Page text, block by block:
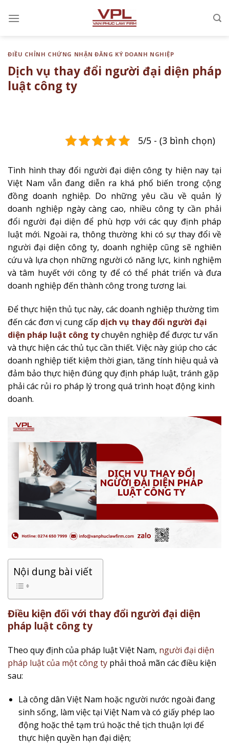
đến
ĐIỀU CHỈNH CHỨNG NHẬN ĐĂNG KÝ DOANH NGHIỆP
Dịch vụ thay đổi người đại diện pháp
luật công ty
5/5 - (3 bình chọn)
Tình hình thay đổi người đại diện công ty hiện nay tại
Việt Nam vẫn đang diễn ra khá phổ biến trong cộng
đồng doanh nghiệp. Do những yêu cầu về quản lý
doanh nghiệp ngày càng cao, nhiều công ty cần phải
đổi người đại diện để phù hợp với các quy định pháp
luật mới. Ngoài ra, thông thường khi có sự thay đổi về
người đại diện công ty, doanh nghiệp cũng sẽ nghiên
cứu và lựa chọn những người có năng lực, kinh nghiệm
và tâm huyết với công ty để có thể phát triển và đưa
doanh nghiệp đến thành công trong tương lai.
Để thực hiện thủ tục này, các doanh nghiệp thường tìm
đến các đơn vị cung cấp dịch vụ thay đổi người đại
diện pháp luật công tychuyên nghiệp để được tư vấn
và thực hiện các thủ tục cần thiết. Việc này giúp cho các
doanh nghiệp tiết kiệm thời gian, tăng tính hiệu quả và
đảm bảo thực hiện đúng quy định pháp luật, tránh gặp
phải các rủi ro pháp lý trong quá trình hoạt động kinh
doanh.
Nội dung bài viết
Điều kiện đối với thay đổi người đại diện
pháp luật công ty
Theo quy định của pháp luật Việt Nam, người đại diện
pháp luật của một công ty phải thoả mãn các điều kiện
sau:
Là công dân Việt Nam hoặc người nước ngoài đang
sinh sống, làm việc tại Việt Nam và có giấy phép lao
động hoặc thẻ tạm trú hoặc thẻ tịch thuận lợi để
thực hiện quyền hạn đại diện;